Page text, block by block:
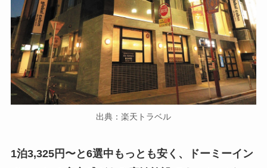
出典：楽天トラベル
1泊3,325円〜と6選中もっとも安く、ドーミーイン